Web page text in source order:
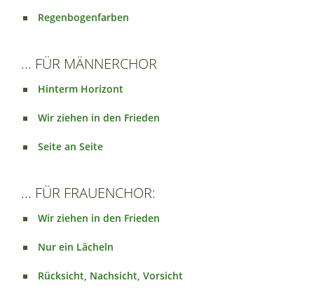
Regenbogenfarben
... FÜR MÄNNERCHOR
Hinterm Horizont
Wir ziehen in den Frieden
Seite an Seite
... FÜR FRAUENCHOR:
Wir ziehen in den Frieden
Nur ein Lächeln
Rücksicht, Nachsicht, Vorsicht